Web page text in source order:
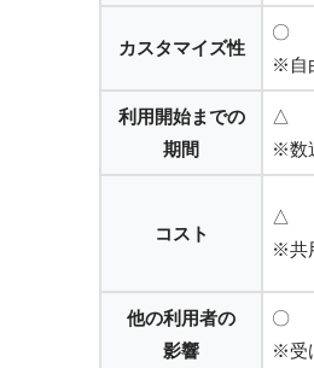
カスタマイズ性
〇
※自
利用開始までの
期間
△
※数
コスト
△
※共
他の利用者の
影響
〇
※受